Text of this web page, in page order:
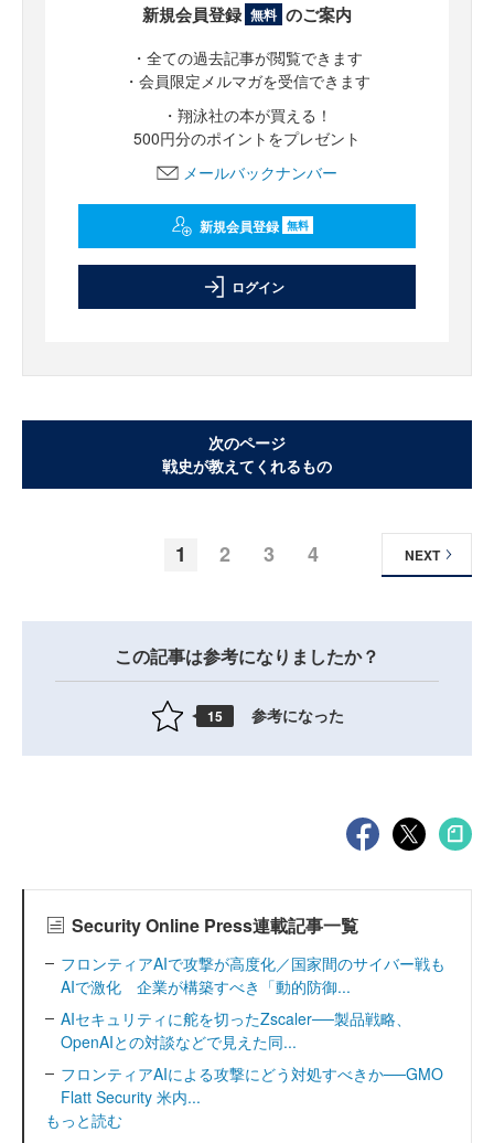
新規会員登録 無料 のご案内
・全ての過去記事が閲覧できます
・会員限定メルマガを受信できます
・翔泳社の本が買える！
500円分のポイントをプレゼント
メールバックナンバー
新規会員登録 無料
ログイン
次のページ
戦史が教えてくれるもの
1 2 3 4 NEXT
この記事は参考になりましたか？
15 参考になった
Security Online Press連載記事一覧
フロンティアAIで攻撃が高度化／国家間のサイバー戦も
AIで激化 企業が構築すべき「動的防御...
AIセキュリティに舵を切ったZscaler──製品戦略、
OpenAIとの対談などで見えた同...
フロンティアAIによる攻撃にどう対処すべきか──GMO
Flatt Security 米内...
もっと読む